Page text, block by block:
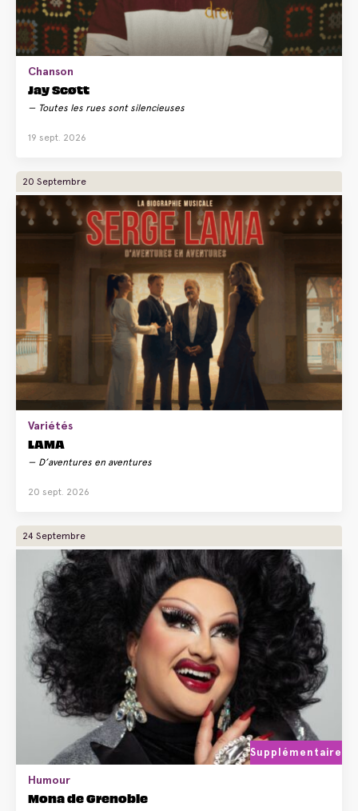
Chanson
Jay Scøtt
Toutes les rues sont silencieuses
19 sept. 2026
20 Septembre
Variétés
LAMA
D’aventures en aventures
20 sept. 2026
24 Septembre
Supplémentaire
Humour
Mona de Grenoble